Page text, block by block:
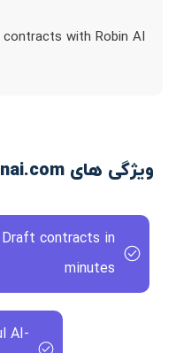
with Robin AI
ویژگی های robinai.com
Draft contracts in
minutes
AI-